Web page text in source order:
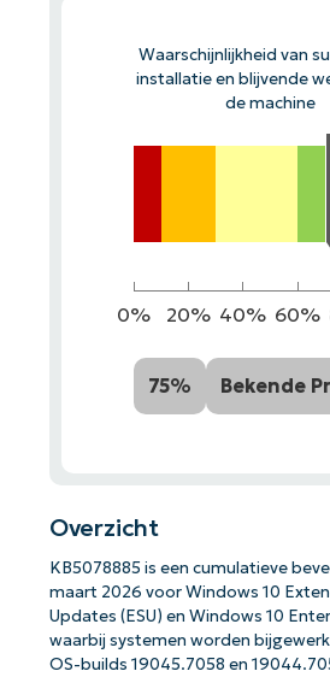
Waarschijnlijkheid van
installatie en blijvende
de machine
0% 20% 40% 60%
75% Bekende
Overzicht
KB5078885 is een cumulatieve
maart 2026 voor Windows 10
Updates (ESU) en Windows 10
waarbij systemen worden
OS-builds 19045.7058 en